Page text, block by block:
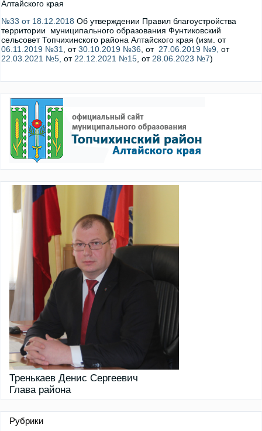
Алтайского края
№33 от 18.12.2018 Об утверждении Правил благоустройства
территории муниципального образования Фунтиковский
сельсовет Топчихинского района Алтайского края (изм. от
06.11.2019 №31
, от30.10.2019 №36 , от 27.06.2019 №9, от
22.03.2021 №5, от 22.12.2021 №15 , от 28.06.2023 №7)
Тренькаев Денис Сергеевич
Глава района
Рубрики